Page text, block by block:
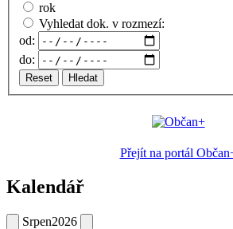
rok
Vyhledat dok. v rozmezí:
od:
do:
Reset Hledat
Přejít na portál
Kalendář
Srpen2026